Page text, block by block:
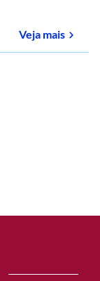
Veja maissobre